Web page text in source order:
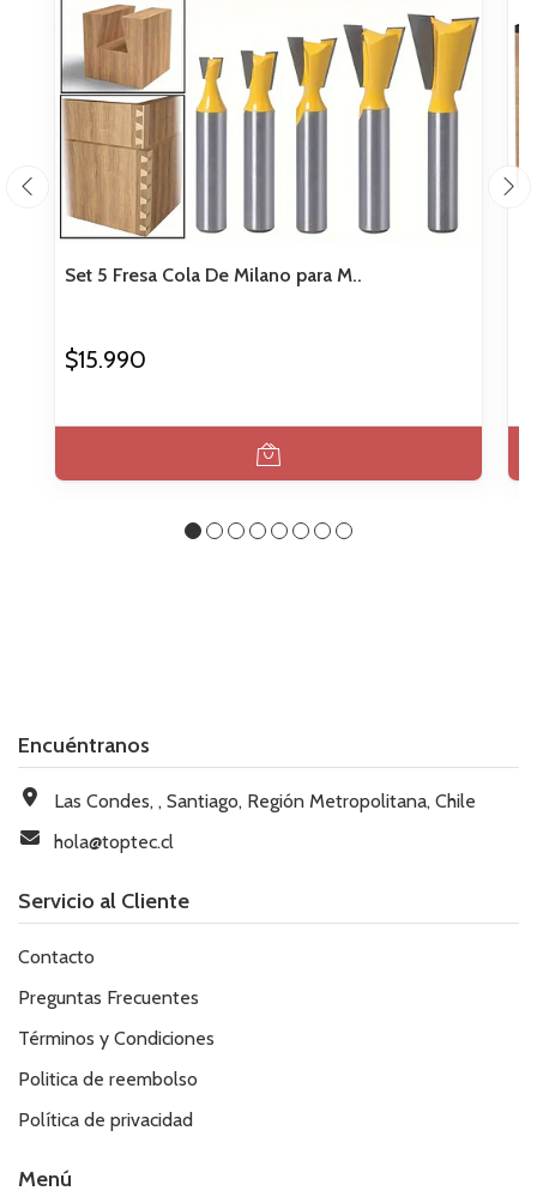
Set 5 Fresa Cola De Milano para M..
$15.990
Encuéntranos
Las Condes, , Santiago, Región Metropolitana, Chile
hola@toptec.cl
Servicio al Cliente
Contacto
Preguntas Frecuentes
Términos y Condiciones
Politica de reembolso
Política de privacidad
Menú